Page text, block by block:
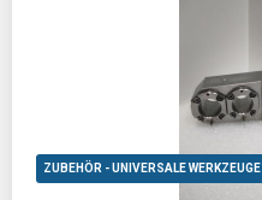
ZUBEHÖR - UNIVERSALE WERKZEUGE